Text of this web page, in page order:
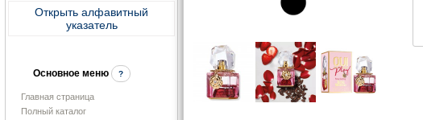
Открыть алфавитный
указатель
Основное меню ?
Главная страница
Полный каталог